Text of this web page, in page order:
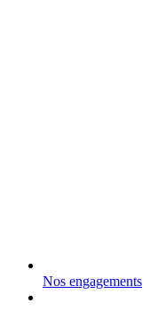
Nos engagements